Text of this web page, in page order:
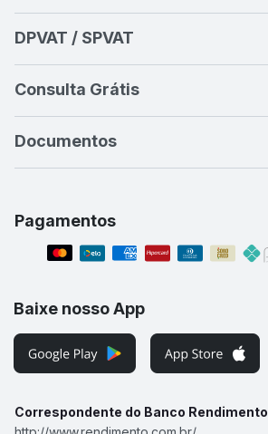
DPVAT / SPVAT
Consulta Grátis
Documentos
Pagamentos
Baixe nosso App
Correspondente do Banco Rendimento